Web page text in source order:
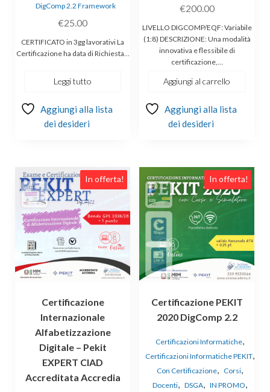
DigComp 2.2 Framework
€25.00
CERTIFICATO in 3gg lavorativi La
Certificazione ha data di Richiesta…
Leggi tutto
Aggiungi alla lista
dei desideri
€200.00
LIVELLO DIGCOMP/EQF: Variabile
(1:8) DESCRIZIONE: Una modalità
innovativa e flessibile di
certificazione,…
Aggiungi al carrello
Aggiungi alla lista
dei desideri
In offerta!
Certificazione
Internazionale
Alfabetizzazione
Digitale – Pekit
EXPERT CIAD
Accreditata Accredia
Questo
prodotto
ha
più
varianti.
opzioni
possono
pagina
prodotto
In offerta!
Certificazione PEKIT
2020 DigComp 2.2
Certificazioni Informatiche,
Certificazioni Informatiche PEKIT,
Con Certificazione, Corsi,
Docenti, DSGA, IN PROMO,